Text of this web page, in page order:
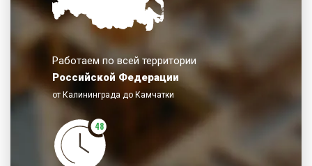
Работаем по всей территории
Российской Федерации
от Калининграда до Камчатки
48